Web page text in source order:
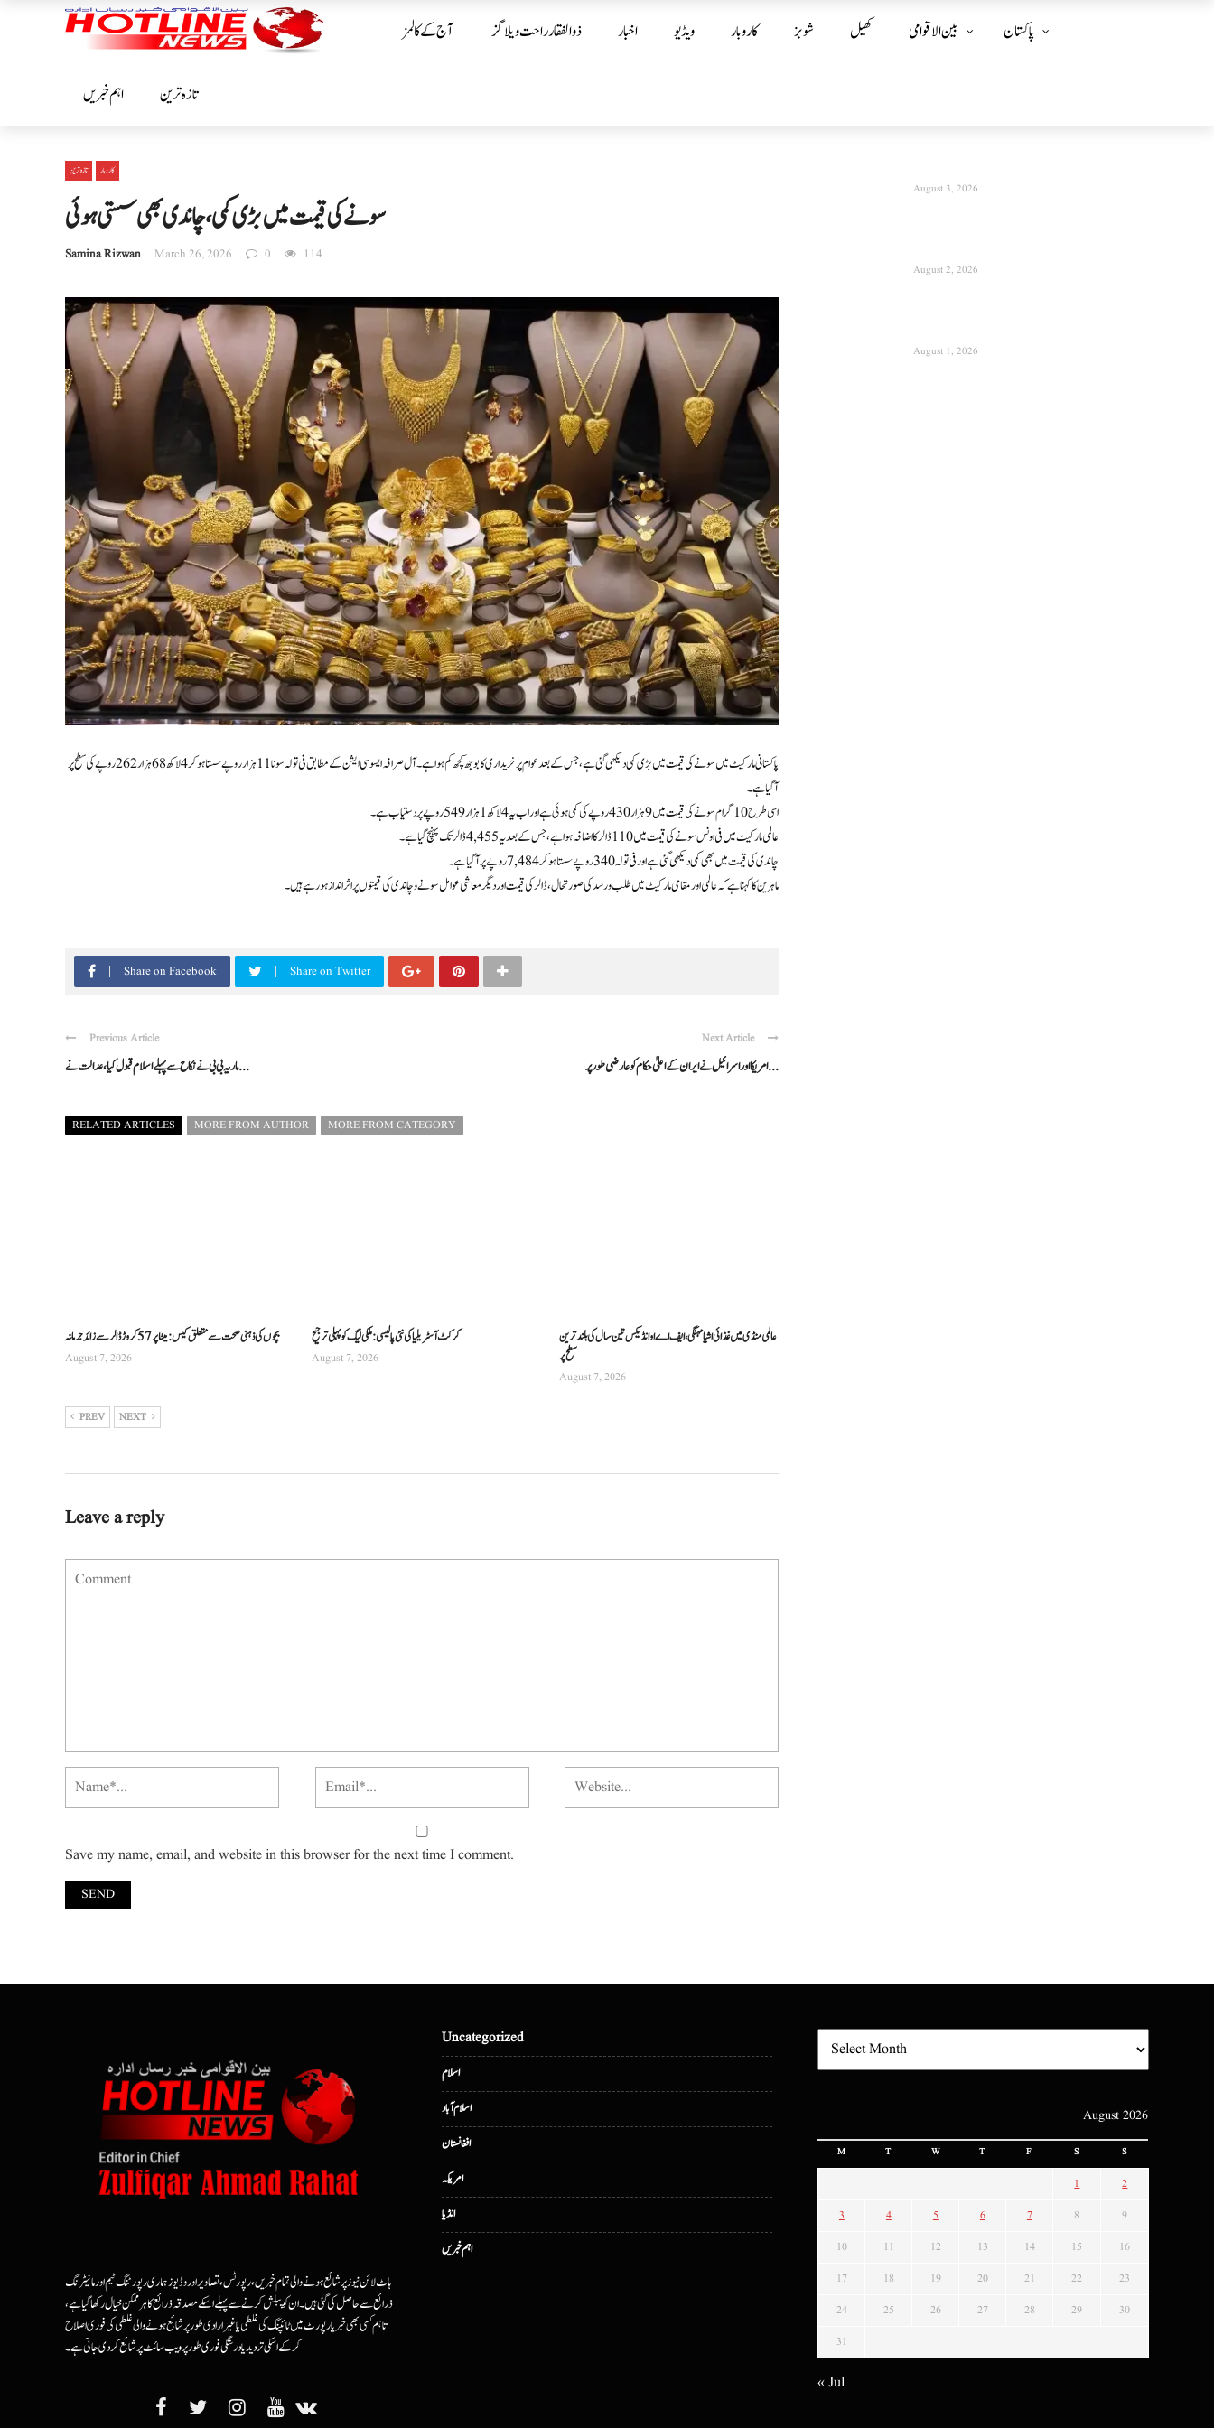
آج کے کالمز ذوالفقار راحت ویلاگز اخبار ویڈیو کاروبار شوبز کھیل بین الا قوامی پاکستان
اہم خبریں تازہ ترین
تازہ ترین کاروبار
سونے کی قیمت میں بڑی کمی، چاندی بھی سستی ہوئی
Samina Rizwan March 26, 2026 0 114
پاکستانی مارکیٹ میں سونے کی قیمت میں بڑی کمی دیکھی گئی ہے، جس کے بعد عوام پر خریداری کا بوجھ کچھ کم ہوا ہے۔ آل صرافہ ایسوسی ایشن کے مطابق فی تولہ سونا 11 ہزار روپے سستا ہو کر 4 لاکھ 68 ہزار 262 روپے کی سطح پر
آ گیا ہے۔
اسی طرح 10 گرام سونے کی قیمت میں 9 ہزار 430 روپے کی کمی ہوئی ہے اور اب یہ 4 لاکھ 1 ہزار 549 روپے پر دستیاب ہے۔
عالمی مارکیٹ میں فی اونس سونے کی قیمت میں 110 ڈالر کا اضافہ ہوا ہے، جس کے بعد یہ 4,455 ڈالر تک پہنچ گیا ہے۔
چاندی کی قیمت میں بھی کمی دیکھی گئی ہے اور فی تولہ 340 روپے سستا ہو کر 7,484 روپے پر آ گیا ہے۔
ماہرین کا کہنا ہے کہ عالمی اور مقامی مارکیٹ میں طلب و رسد کی صورتحال، ڈالر کی قیمت اور دیگر معاشی عوامل سونے و چاندی کی قیمتوں پر اثر انداز ہو رہے ہیں۔
Share on Facebook Share on Twitter
Previous Article
ماریہ بی بی نے نکاح سے پہلے اسلام قبول کیا، عدالت نے ...
Next Article
امریکا اور اسرائیل نے ایران کے اعلیٰ حکام کو عارضی طور پر ...
RELATED ARTICLES MORE FROM AUTHOR MORE FROM CATEGORY
بچوں کی ذہنی صحت سے متعلق کیس: میٹا پر 57 کروڑ ڈالر سے زائد جرمانہ
August 7, 2026
کرکٹ آسٹریلیا کی نئی پالیسی: ملکی لیگ کو پہلی ترجیح
August 7, 2026
عالمی منڈی میں غذائی اشیا مہنگی، ایف اے او انڈیکس تین سال کی بلند ترین
سطح پر
August 7, 2026
PREV NEXT
Leave a reply
Save my name, email, and website in this browser for the next time I comment.
August 3, 2026
August 2, 2026
August 1, 2026
ہاٹ لائن نیوز پر شائع ہونے والی تمام خبریں، رپورٹس، تصاویر اور وڈیوز ہماری رپورٹنگ ٹیم اور مانیٹرنگ
ذرائع سے حاصل کی گئی ہیں۔ ان کو پبلش کرنے سے پہلے اسکے مصدقہ ذرائع کا ہرممکن خیال رکھا گیا ہے،
تاہم کسی بھی خبر یا رپورٹ میں ٹائپنگ کی غلطی یا غیرارادی طور پر شائع ہونے والی غلطی کی فوری اصلاح
کرکے اسکی تردید یا درستگی فوری طور پر ویب سائٹ پر شائع کردی جاتی ہے۔
Uncategorized
اسلام
اسلام آباد
افغانستان
امریکہ
انڈیا
اہم خبریں
August 2026
M T W T F S S
1 2
3 4 5 6 7 8 9
10 11 12 13 14 15 16
17 18 19 20 21 22 23
24 25 26 27 28 29 30
31
« Jul